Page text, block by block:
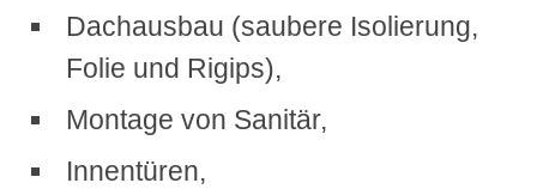
Dachausbau (saubere Isolierung,
Folie und Rigips),
Montage von Sanitär,
Innentüren,